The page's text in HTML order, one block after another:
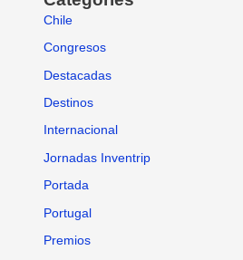
Chile
Congresos
Destacadas
Destinos
Internacional
Jornadas Inventrip
Portada
Portugal
Premios